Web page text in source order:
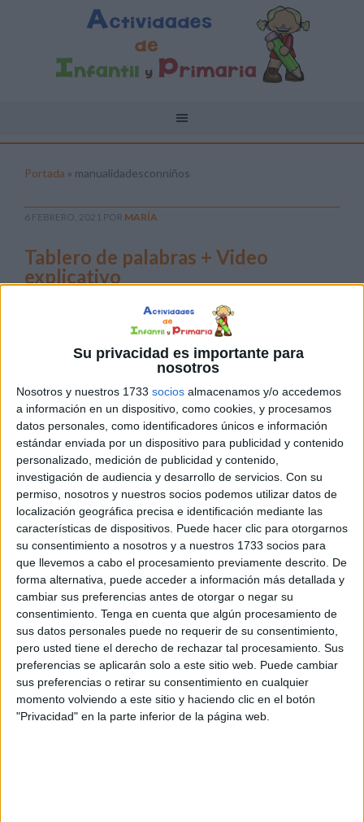
Su privacidad es importante para
nosotros
Nosotros y nuestros 1733 socios almacenamos y/o accedemos
a información en un dispositivo, como cookies, y procesamos
datos personales, como identificadores únicos e información
estándar enviada por un dispositivo para publicidad y contenido
personalizado, medición de publicidad y contenido,
investigación de audiencia y desarrollo de servicios. Con su
permiso, nosotros y nuestros socios podemos utilizar datos de
localización geográfica precisa e identificación mediante las
características de dispositivos. Puede hacer clic para otorgarnos
su consentimiento a nosotros y a nuestros 1733 socios para
que llevemos a cabo el procesamiento previamente descrito. De
forma alternativa, puede acceder a información más detallada y
cambiar sus preferencias antes de otorgar o negar su
consentimiento. Tenga en cuenta que algún procesamiento de
sus datos personales puede no requerir de su consentimiento,
pero usted tiene el derecho de rechazar tal procesamiento. Sus
preferencias se aplicarán solo a este sitio web. Puede cambiar
sus preferencias o retirar su consentimiento en cualquier
momento volviendo a este sitio y haciendo clic en el botón
"Privacidad" en la parte inferior de la página web.
Portada » manualidadesconniños
6 FEBRERO, 2021 POR MARÍA
Tablero de palabras + Video
explicativo
palabras
explicativo DESCARGA EL TABLERO EN PDF Tablero
de palabras + Video explicativo FUENTE:
https://www.youtube.com
Publicado en:5 Años,Abecedario,Educación Primaria,
Lectoescritura,Lengua,Primer Ciclo
Etiquetado como:
comohacer, diy,edu ,educadoras,educar,educativo,FORMAR,
jardín,letras,maestras, maestros,manualidades,
manualidadesconniños,manualidadesfáciles
manualidadesinfantiles,materialdidáctico,palabras,preescolar
tutorial